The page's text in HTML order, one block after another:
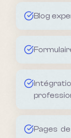
Blog
Pages